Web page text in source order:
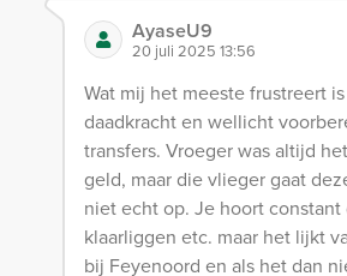
AyaseU9
20 juli 2025 13:56
Wat mij het meeste frustreert
daadkracht en wellicht
transfers. Vroeger was altijd
geld, maar die vlieger gaat
niet echt op. Je hoort constant
klaarliggen etc. maar het lijkt
bij Feyenoord en als het dan